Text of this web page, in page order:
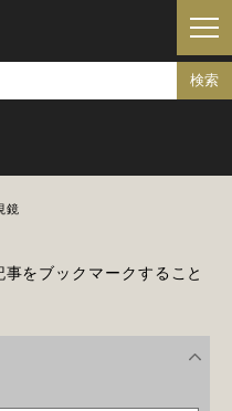
鏡
をブックマークすること